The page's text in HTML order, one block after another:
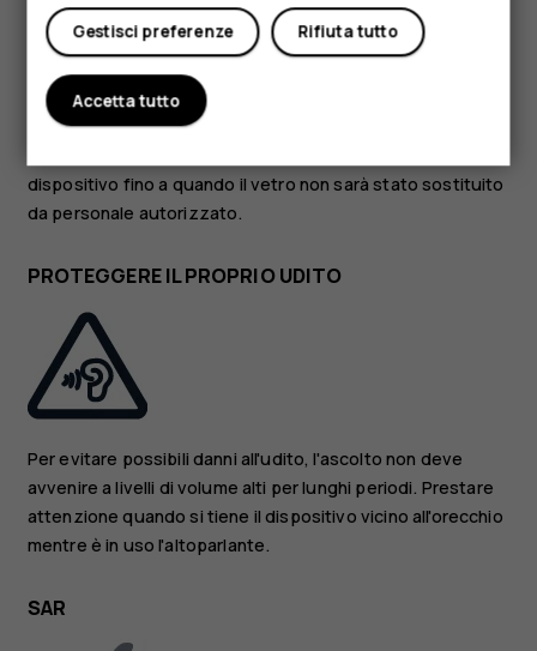
Il mio account
Il dispositivo e/o il suo schermo è realizzato in vetro.
dispositivo su una superficie dura o in caso di forte urto.
Se il vetro si rompe, non toccare le schegge né tentare di
dispositivo fino a quando il vetro non sarà stato sostituito
da personale autorizzato.
PROTEGGERE IL PROPRIO UDITO
Per evitare possibili danni all'udito, l'ascolto non deve
avvenire a livelli di volume alti per lunghi periodi. Prestare
attenzione quando si tiene il dispositivo vicino all'orecchio
mentre è in uso l'altoparlante.
SAR
Rifiuta tutto
Gestisci preferenze
Accetta tutto